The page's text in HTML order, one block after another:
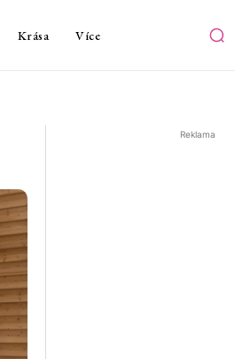
Krása Více
Reklama